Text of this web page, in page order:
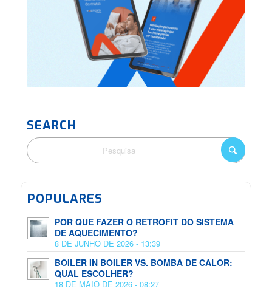
SEARCH
POPULARES
POR QUE FAZER O RETROFIT DO SISTEMA
DE AQUECIMENTO?
8 DE JUNHO DE 2026 - 13:39
BOILER IN BOILER VS. BOMBA DE CALOR:
QUAL ESCOLHER?
18 DE MAIO DE 2026 - 08:27